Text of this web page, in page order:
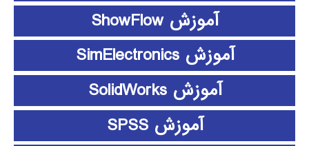
آموزش ShowFlow
آموزش SimElectronics
آموزش SolidWorks
آموزش SPSS